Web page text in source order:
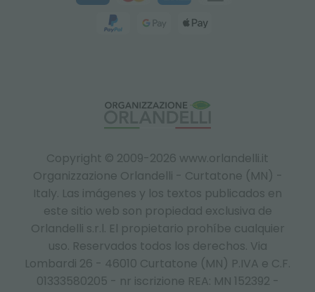
Copyright © 2009-2026 www.orlandelli.it
Organizzazione Orlandelli - Curtatone (MN) -
Italy. Las imágenes y los textos publicados en
este sitio web son propiedad exclusiva de
Orlandelli s.r.l. El propietario prohíbe cualquier
uso. Reservados todos los derechos. Via
Lombardi 26 - 46010 Curtatone (MN) P.IVA e C.F.
01333580205 - nr iscrizione REA: MN 152392 -